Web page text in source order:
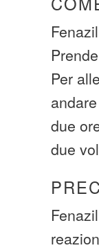
Per
due
due